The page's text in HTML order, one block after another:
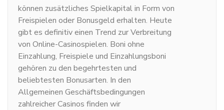
können zusätzliches Spielkapital in Form von
Freispielen oder Bonusgeld erhalten. Heute
gibt es definitiv einen Trend zur Verbreitung
von Online-Casinospielen. Boni ohne
Einzahlung, Freispiele und Einzahlungsboni
gehören zu den begehrtesten und
beliebtesten Bonusarten. In den
Allgemeinen Geschäftsbedingungen
zahlreicher Casinos finden wir